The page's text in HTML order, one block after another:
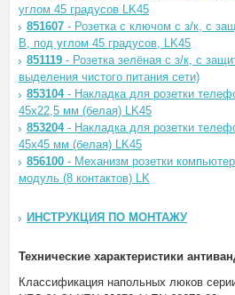
углом 45 градусов LK45
851607 - Розетка с ключом с з/к, с
В, под углом 45 градусов, LK45
851119 - Розетка зелёная с з/к, с
выделения чиcтого питания сети)
853104- Накладка для розетки
45х22,5 мм (белая) LK45
853204- Накладка для розетки
45х45 мм (белая) LK45
856100 - Механизм розетки
модуль (8 контактов) LK
ИНСТРУКЦИЯ ПО МОНТАЖУ
Технические характеристики
Классификация напольных люков